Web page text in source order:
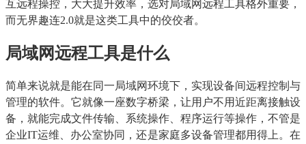
互远程操控，大大提升效率，选对局域网远程工具格外重要，
而无界趣连2.0就是这类工具中的佼佼者。
局域网远程工具是什么
简单来说就是能在同一局域网环境下，实现设备间远程控制与
管理的软件。它就像一座数字桥梁，让用户不用近距离接触设
备，就能完成文件传输、系统操作、程序运行等操作，不管是
企业IT运维、办公室协同，还是家庭多设备管理都用得上。在